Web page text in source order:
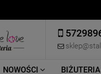
NOWOŚCI
BIŻUTERIA